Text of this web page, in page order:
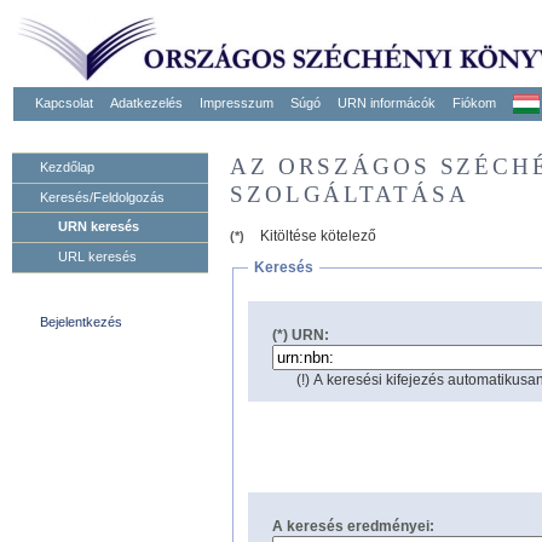
Kapcsolat Adatkezelés Impresszum Súgó URN informácók Fiókom
Kezdőlap
Keresés/Feldolgozás
URN keresés
URL keresés
Bejelentkezés
AZ ORSZÁGOS
SZOLGÁLTATÁSA
(*)
Kitöltése kötelező
Keresés
(*) URN:
(!) A keresési kifejezés
A keresés eredményei: